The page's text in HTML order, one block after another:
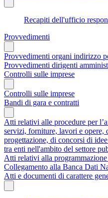
Recapiti dell'ufficio
Provvedimenti
Provvedimenti organi indirizzo
Provvedimenti dirigenti
Controlli sulle imprese
Controlli sulle imprese
Bandi di gara e contratti
Atti relativi alle procedure per
servizi, forniture, lavori e opere,
progettazione, di concorsi di
tra enti nell'ambito del settore
Atti relativi alla
Collegamento alla Banca Dati
Atti e documenti di carattere